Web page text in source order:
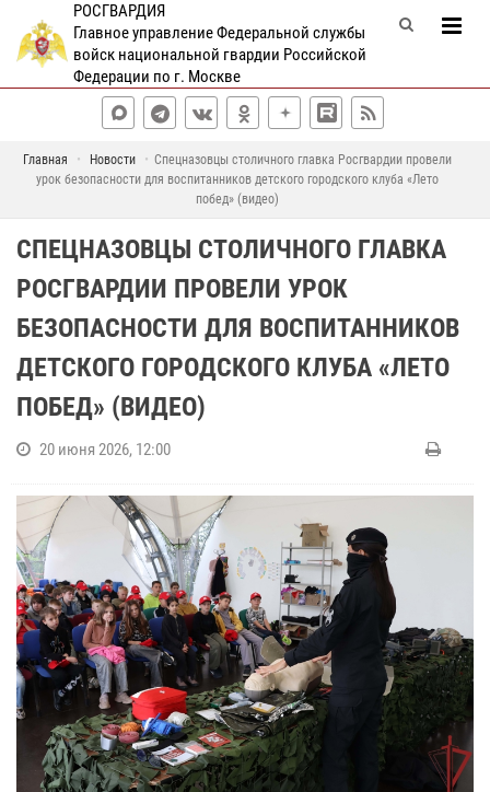
РОСГВАРДИЯ
Главное управление Федеральной службы
войск национальной гвардии Российской
Федерации по г. Москве
Главная Новости
Спецназовцы столичного главка Росгвардии провели
урок безопасности для воспитанников детского городского клуба «Лето
побед» (видео)
СПЕЦНАЗОВЦЫ СТОЛИЧНОГО ГЛАВКА
РОСГВАРДИИ ПРОВЕЛИ УРОК
БЕЗОПАСНОСТИ ДЛЯ ВОСПИТАННИКОВ
ДЕТСКОГО ГОРОДСКОГО КЛУБА «ЛЕТО
ПОБЕД» (ВИДЕО)
20 июня 2026, 12:00